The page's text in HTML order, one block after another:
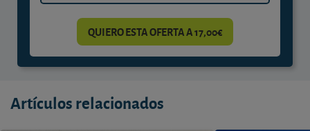
QUIERO ESTA OFERTA A 17,00€
Artículos relacionados